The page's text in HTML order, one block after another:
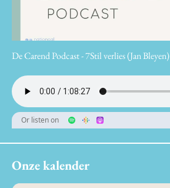
De Carend Podcast - 7Stil verlies (Jan Bleyen)
Or listen on
Onze kalender